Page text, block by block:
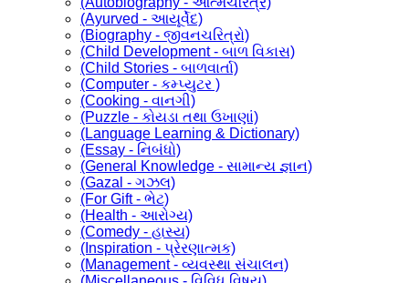
(Ayurved - આયૂર્વેદ)
(Biography - જીવનચરિત્રો)
(Child Development - બાળ વિકાસ)
(Child Stories - બાળવાર્તા)
(Computer - કમ્પ્યુટર )
(Cooking - વાનગી)
(Puzzle - કોયડા તથા ઉખાણાં)
(Language Learning & Dictionary)
(Essay - નિબંધો)
(General Knowledge - સામાન્ય જ્ઞાન)
(Gazal - ગઝલ)
(For Gift - ભેટ)
(Health - આરોગ્ય)
(Comedy - હાસ્ય)
(Inspiration - પ્રેરણાત્મક)
(Management - વ્યવસ્થા સંચાલન)